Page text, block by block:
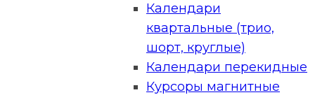
Календари
квартальные (трио,
шорт, круглые)
Календари перекидные
Курсоры магнитные